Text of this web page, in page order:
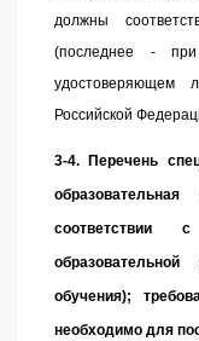
должны
(последнее -
удостоверяющем
Российской
3-4. Перечень
соответствии
обучения);
необходимо для